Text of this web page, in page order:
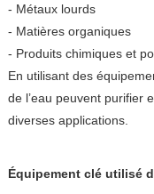
- Métaux lourds
- Matières organiques
- Produits chimiques et
En utilisant des
de l’eau peuvent purifier
diverses applications.
Équipement clé utilisé